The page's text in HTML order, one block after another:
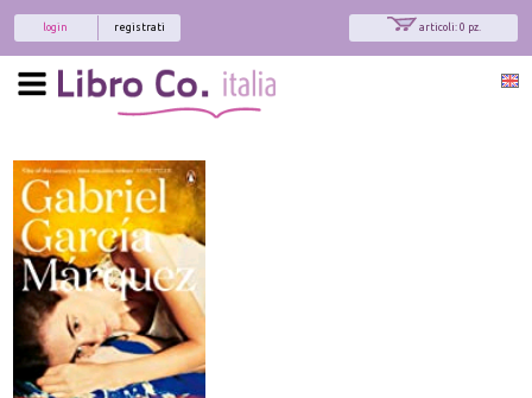
articoli: 0 pz.
registrati
login